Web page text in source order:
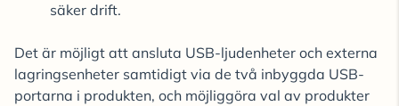
säker drift.
Det är möjligt att ansluta USB-ljudenheter och externa
lagringsenheter samtidigt via de två inbyggda USB-
portarna i produkten, och möjliggöra val av produkter